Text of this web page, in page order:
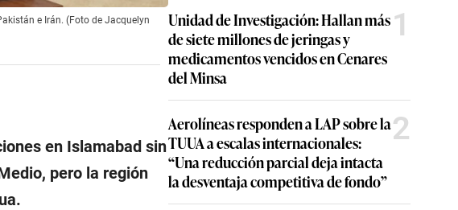
e Irán. (Foto de Jacquelyn
en Islamabad sin
pero la región
Unidad de Investigación: Hallan más
de siete millones de jeringas y
medicamentos vencidos en Cenares
del Minsa
1
Aerolíneas responden a LAP sobre la
TUUA a escalas internacionales:
“Una reducción parcial deja intacta
la desventaja competitiva de fondo”
2